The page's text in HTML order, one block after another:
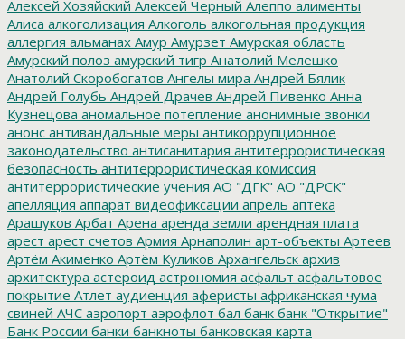
Алексей Хозяйский Алексей Черный Алеппо алименты
Алиса алкоголизация Алкоголь алкогольная продукция
аллергия альманах Амур Амурзет Амурская область
Амурский полоз амурский тигр Анатолий Мелешко
Анатолий Скоробогатов Ангелы мира Андрей Бялик
Андрей Голубь Андрей Драчев Андрей Пивенко Анна
Кузнецова аномальное потепление анонимные звонки
анонс антивандальные меры антикоррупционное
законодательство антисанитария антитеррористическая
безопасность антитеррористическая комиссия
антитеррористические учения АО "ДГК" АО "ДРСК"
апелляция аппарат видеофиксации апрель аптека
Арашуков Арбат Арена аренда земли арендная плата
арест арест счетов Армия Арнаполин арт-объекты Артеев
Артём Акименко Артём Куликов Архангельск архив
архитектура астероид астрономия асфальт асфальтовое
покрытие Атлет аудиенция аферисты африканская чума
свиней АЧС аэропорт аэрофлот бал банк банк "Открытие"
Банк России банки банкноты банковская карта